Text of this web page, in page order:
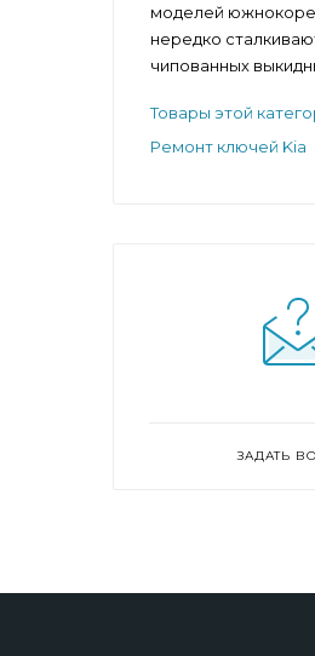
моделей
нередко
чипованных
Товары этой
Ремонт ключей Kia
ЗАДАТЬ